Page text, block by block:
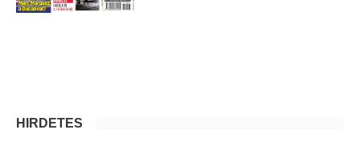
HIRDETÉS